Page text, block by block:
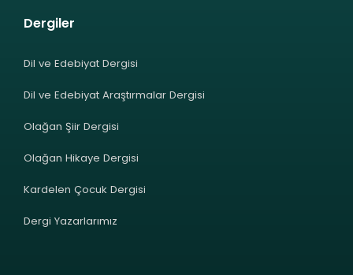
Dergiler
Dil ve Edebiyat Dergisi
Dil ve Edebiyat Araştırmalar Dergisi
Olağan Şiir Dergisi
Olağan Hikaye Dergisi
Kardelen Çocuk Dergisi
Dergi Yazarlarımız